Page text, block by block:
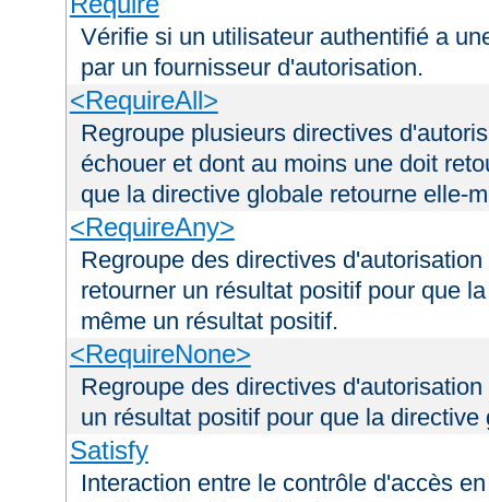
Vérifie si un utilisateur authentifié a
par un fournisseur d'autorisation.
<RequireAll>
Regroupe plusieurs directives
échouer et dont au moins une doit
que la directive globale retourne elle-
<RequireAny>
Regroupe des directives
retourner un résultat positif pour que
même un résultat positif.
<RequireNone>
Regroupe des directives
un résultat positif pour que la
Satisfy
Interaction entre le contrôle d'accès